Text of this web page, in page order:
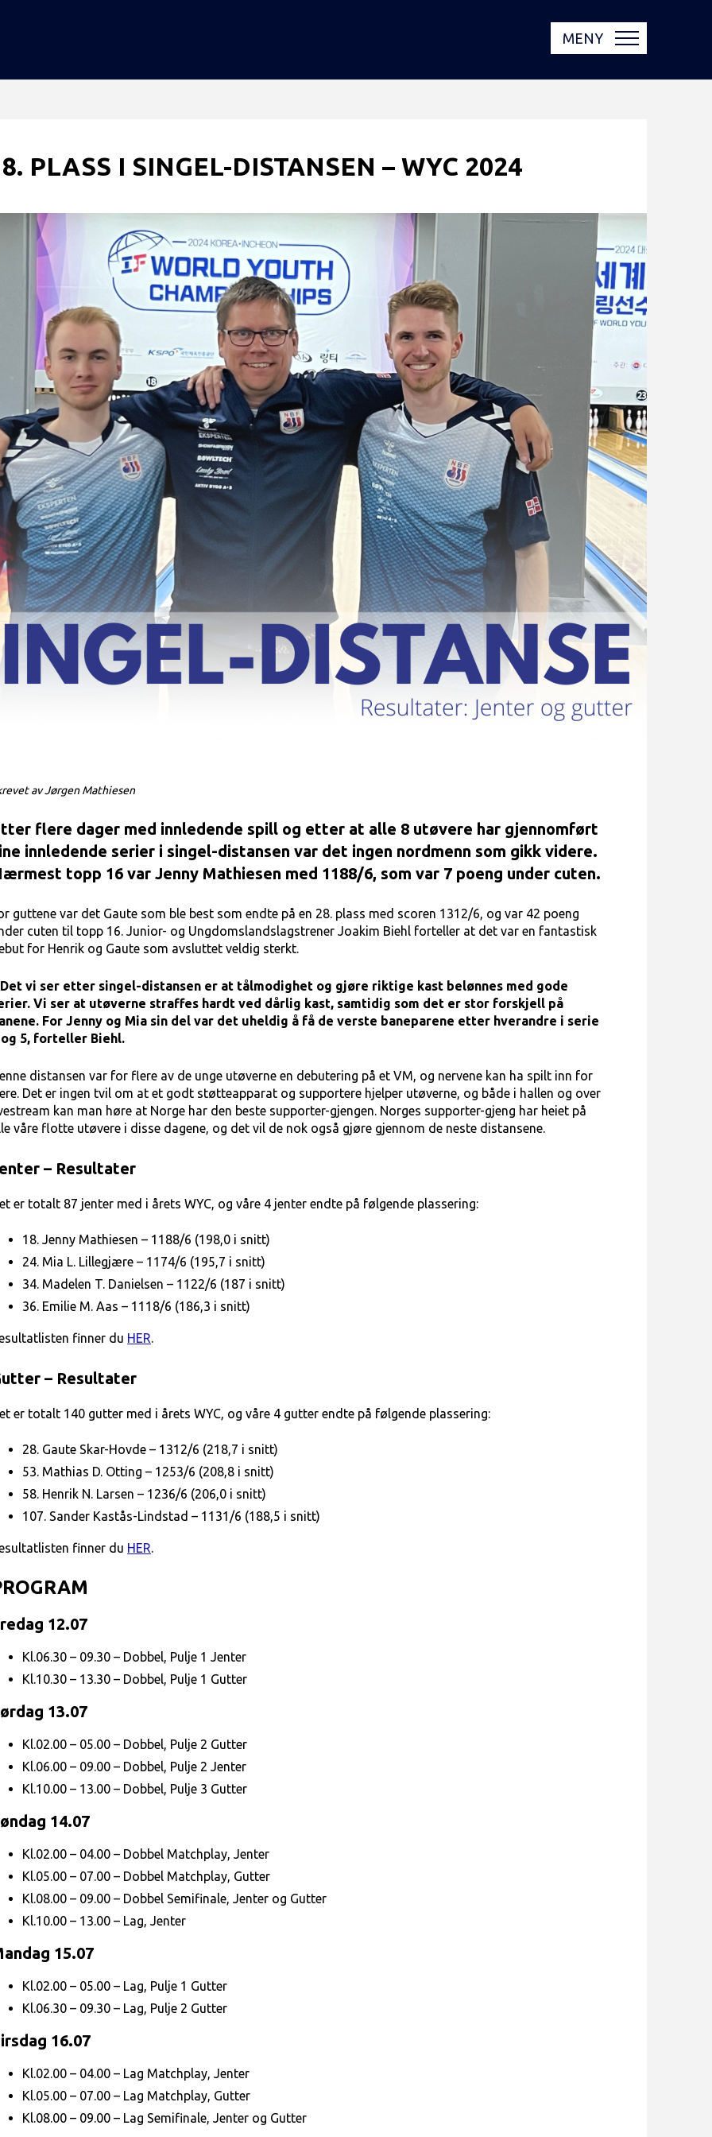
MENY
PLASS I SINGEL-DISTANSEN – WYC 2024
av Jørgen Mathiesen
flere dager med innledende spill og etter at alle 8 utøvere har gjennomført
innledende serier i singel-distansen var det ingen nordmenn som gikk videre.
topp 16 var Jenny Mathiesen med 1188/6, som var 7 poeng under cuten.
guttene var det Gaute som ble best som endte på en 28. plass med scoren 1312/6, og var 42 poeng
cuten til topp 16. Junior- og Ungdomslandslagstrener Joakim Biehl forteller at det var en fantastisk
for Henrik og Gaute som avsluttet veldig sterkt.
vi ser etter singel-distansen er at tålmodighet og gjøre riktige kast belønnes med gode
Vi ser at utøverne straffes hardt ved dårlig kast, samtidig som det er stor forskjell på
For Jenny og Mia sin del var det uheldig å få de verste baneparene etter hverandre i serie
og 5, forteller Biehl.
distansen var for flere av de unge utøverne en debutering på et VM, og nervene kan ha spilt inn for
Det er ingen tvil om at et godt støtteapparat og supportere hjelper utøverne, og både i hallen og over
kan man høre at Norge har den beste supporter-gjengen. Norges supporter-gjeng har heiet på
våre flotte utøvere i disse dagene, og det vil de nok også gjøre gjennom de neste distansene.
– Resultater
er totalt 87 jenter med i årets WYC, og våre 4 jenter endte på følgende plassering:
18. Jenny Mathiesen – 1188/6 (198,0 i snitt)
24. Mia L. Lillegjære – 1174/6 (195,7 i snitt)
34. Madelen T. Danielsen – 1122/6 (187 i snitt)
36. Emilie M. Aas – 1118/6 (186,3 i snitt)
finner du HER.
– Resultater
er totalt 140 gutter med i årets WYC, og våre 4 gutter endte på følgende plassering:
28. Gaute Skar-Hovde – 1312/6 (218,7 i snitt)
53. Mathias D. Otting – 1253/6 (208,8 i snitt)
58. Henrik N. Larsen – 1236/6 (206,0 i snitt)
107. Sander Kastås-Lindstad – 1131/6 (188,5 i snitt)
finner du HER.
12.07
Kl.06.30 – 09.30 – Dobbel, Pulje 1 Jenter
Kl.10.30 – 13.30 – Dobbel, Pulje 1 Gutter
13.07
Kl.02.00 – 05.00 – Dobbel, Pulje 2 Gutter
Kl.06.00 – 09.00 – Dobbel, Pulje 2 Jenter
Kl.10.00 – 13.00 – Dobbel, Pulje 3 Gutter
14.07
Kl.02.00 – 04.00 – Dobbel Matchplay, Jenter
Kl.05.00 – 07.00 – Dobbel Matchplay, Gutter
Kl.08.00 – 09.00 – Dobbel Semifinale, Jenter og Gutter
Kl.10.00 – 13.00 – Lag, Jenter
15.07
Kl.02.00 – 05.00 – Lag, Pulje 1 Gutter
Kl.06.30 – 09.30 – Lag, Pulje 2 Gutter
16.07
Kl.02.00 – 04.00 – Lag Matchplay, Jenter
Kl.05.00 – 07.00 – Lag Matchplay, Gutter
Kl.08.00 – 09.00 – Lag Semifinale, Jenter og Gutter